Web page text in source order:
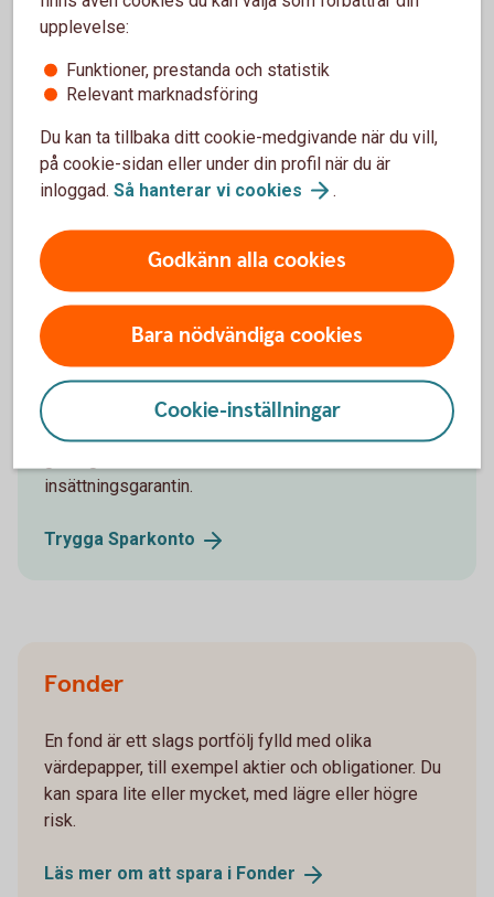
Kapitalförsäkringar
I en kapitalförsäkring kan du kombinera sparande i fonder
och värdepapper med fördelaktiga skatteregler. Det är
Sparar du till barn kan du välja när och hur pengarna ska
betalas ut.
Trygga Sparkonto
Kontot är för dig som vill spara med ett extra skydd
mot bedrägerier. Överföring till eget konto i
internetbanken eller appen tar tre kalenderdagar och
insättningsgarantin.
Trygga Sparkonto
Fonder
En fond är ett slags portfölj fylld med olika
värdepapper, till exempel aktier och obligationer. Du
kan spara lite eller mycket, med lägre eller högre
risk.
Läs mer om att spara i Fonder
upplevelse:
Funktioner, prestanda och statistik
Relevant marknadsföring
Du kan ta tillbaka ditt cookie-medgivande när du vill,
på cookie-sidan eller under din profil när du är
inloggad. Så hanterar vi cookies .
Godkänn alla cookies
Bara nödvändiga cookies
Cookie-inställningar